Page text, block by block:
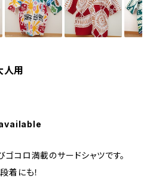
人用
コロ満載のサードシャツです。
着にも！